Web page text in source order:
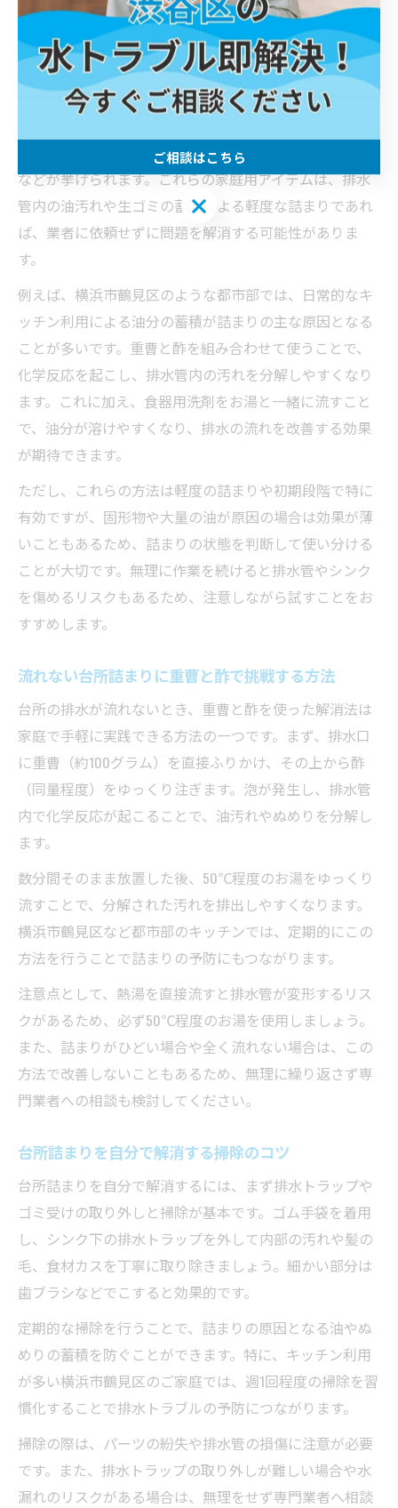
台所詰まり解消へ！家庭でできる実践
テクニック
台所詰まりに効く家庭用アイテムの活用術
アイテムとして、重曹や酢、食器用洗剤、ラバーカップ
などが挙げられます。これらの家庭用アイテムは、排水
管内の油汚れや生ゴミの蓄積による軽度な詰まりであれ
ば、業者に依頼せずに問題を解消する可能性がありま
す。
例えば、横浜市鶴見区のような都市部では、日常的なキ
ッチン利用による油分の蓄積が詰まりの主な原因となる
ことが多いです。重曹と酢を組み合わせて使うことで、
化学反応を起こし、排水管内の汚れを分解しやすくなり
ます。これに加え、食器用洗剤をお湯と一緒に流すこと
で、油分が溶けやすくなり、排水の流れを改善する効果
が期待できます。
ただし、これらの方法は軽度の詰まりや初期段階で特に
有効ですが、固形物や大量の油が原因の場合は効果が薄
いこともあるため、詰まりの状態を判断して使い分ける
ことが大切です。無理に作業を続けると排水管やシンク
を傷めるリスクもあるため、注意しながら試すことをお
すすめします。
流れない台所詰まりに重曹と酢で挑戦する方法
台所の排水が流れないとき、重曹と酢を使った解消法は
家庭で手軽に実践できる方法の一つです。まず、排水口
に重曹（約100グラム）を直接ふりかけ、その上から酢
（同量程度）をゆっくり注ぎます。泡が発生し、排水管
内で化学反応が起こることで、油汚れやぬめりを分解し
ます。
数分間そのまま放置した後、50℃程度のお湯をゆっくり
流すことで、分解された汚れを排出しやすくなります。
横浜市鶴見区など都市部のキッチンでは、定期的にこの
方法を行うことで詰まりの予防にもつながります。
注意点として、熱湯を直接流すと排水管が変形するリス
クがあるため、必ず50℃程度のお湯を使用しましょう。
また、詰まりがひどい場合や全く流れない場合は、この
方法で改善しないこともあるため、無理に繰り返さず専
門業者への相談も検討してください。
台所詰まりを自分で解消する掃除のコツ
台所詰まりを自分で解消するには、まず排水トラップや
ゴミ受けの取り外しと掃除が基本です。ゴム手袋を着用
し、シンク下の排水トラップを外して内部の汚れや髪の
毛、食材カスを丁寧に取り除きましょう。細かい部分は
歯ブラシなどでこすると効果的です。
定期的な掃除を行うことで、詰まりの原因となる油やぬ
めりの蓄積を防ぐことができます。特に、キッチン利用
が多い横浜市鶴見区のご家庭では、週1回程度の掃除を習
慣化することで排水トラブルの予防につながります。
掃除の際は、パーツの紛失や排水管の損傷に注意が必要
です。また、排水トラップの取り外しが難しい場合や水
漏れのリスクがある場合は、無理をせず専門業者へ相談
ご相談はこちら
ご相談はこちら